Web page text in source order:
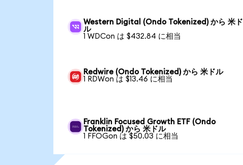
Western Digital (Ondo Tokenized) から 米ド
ル
1 WDCon は $432.84 に相当
Redwire (Ondo Tokenized) から 米ドル
1 RDWon は $13.46 に相当
Franklin Focused Growth ETF (Ondo
Tokenized) から 米ドル
1 FFOGon は $50.03 に相当